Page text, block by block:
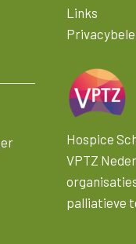
Links
Hospice
VPTZ
palliatieve